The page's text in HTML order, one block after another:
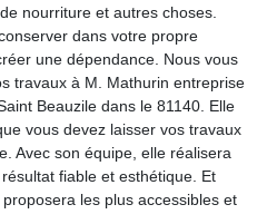
nourriture et autres choses.
dans votre propre
une dépendance. Nous vous
travaux à M. Mathurin entreprise
Beauzile dans le 81140. Elle
vous devez laisser vos travaux
Avec son équipe, elle réalisera
fiable et esthétique. Et
les plus accessibles et